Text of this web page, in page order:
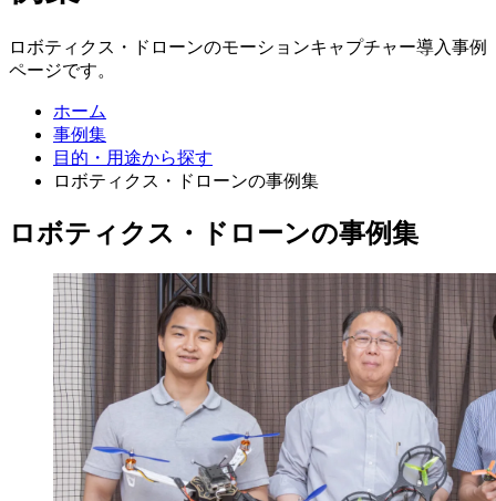
ロボティクス・ドローンのモーションキャプチャー導入事例
ページです。
ホーム
事例集
目的・用途から探す
ロボティクス・ドローンの事例集
ロボティクス・ドローンの事例集